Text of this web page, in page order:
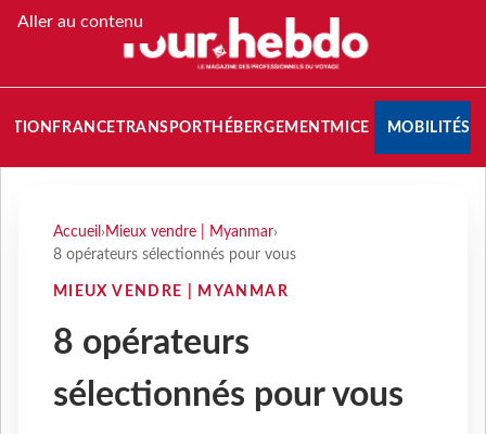
Aller au contenu
FRANCETRANSPORT HÉBERGEMENTMICE MOBILITÉS
Accueil › Mieux vendre | Myanmar›
8 opérateurs sélectionnés pour vous
MIEUX VENDRE | MYANMAR
8 opérateurs
sélectionnés pour vous